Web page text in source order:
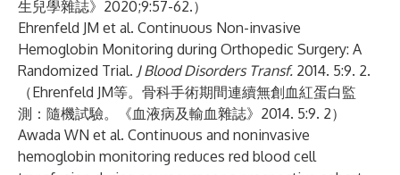
生兒學雜誌》2020;9:57-62.）
Ehrenfeld JM et al. Continuous Non-invasive
Hemoglobin Monitoring during Orthopedic Surgery: A
Randomized Trial. J Blood Disorders Transf. 2014. 5:9. 2.
（Ehrenfeld JM等。骨科手術期間連續無創血紅蛋白監
測：隨機試驗。《血液病及輸血雜誌》2014. 5:9. 2）
Awada WN et al. Continuous and noninvasive
hemoglobin monitoring reduces red blood cell